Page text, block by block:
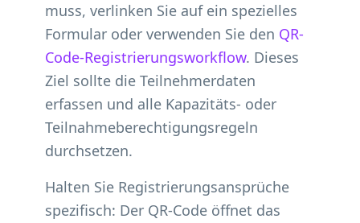
muss, verlinken Sie auf ein spezielles
Formular oder verwenden Sie den QR-
Code-Registrierungsworkflow. Dieses
Ziel sollte die Teilnehmerdaten
erfassen und alle Kapazitäts- oder
Teilnahmeberechtigungsregeln
durchsetzen.
Halten Sie Registrierungsansprüche
spezifisch: Der QR-Code öffnet das